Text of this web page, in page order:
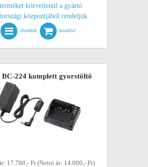
közvetlenül a gyártó
központjából rendeljük.
részletek kosárba!
224 komplett gyorstöltő
17.780,- Ft (Nettó ár: 14.000,- Ft)